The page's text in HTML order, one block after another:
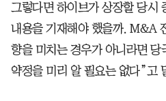
그렇다면 하이브가 상장할 당시
내용을 기재해야 했을까. M&A
향을 미치는 경우가 아니라면 당
약정을 미리 알 필요는 없다”고